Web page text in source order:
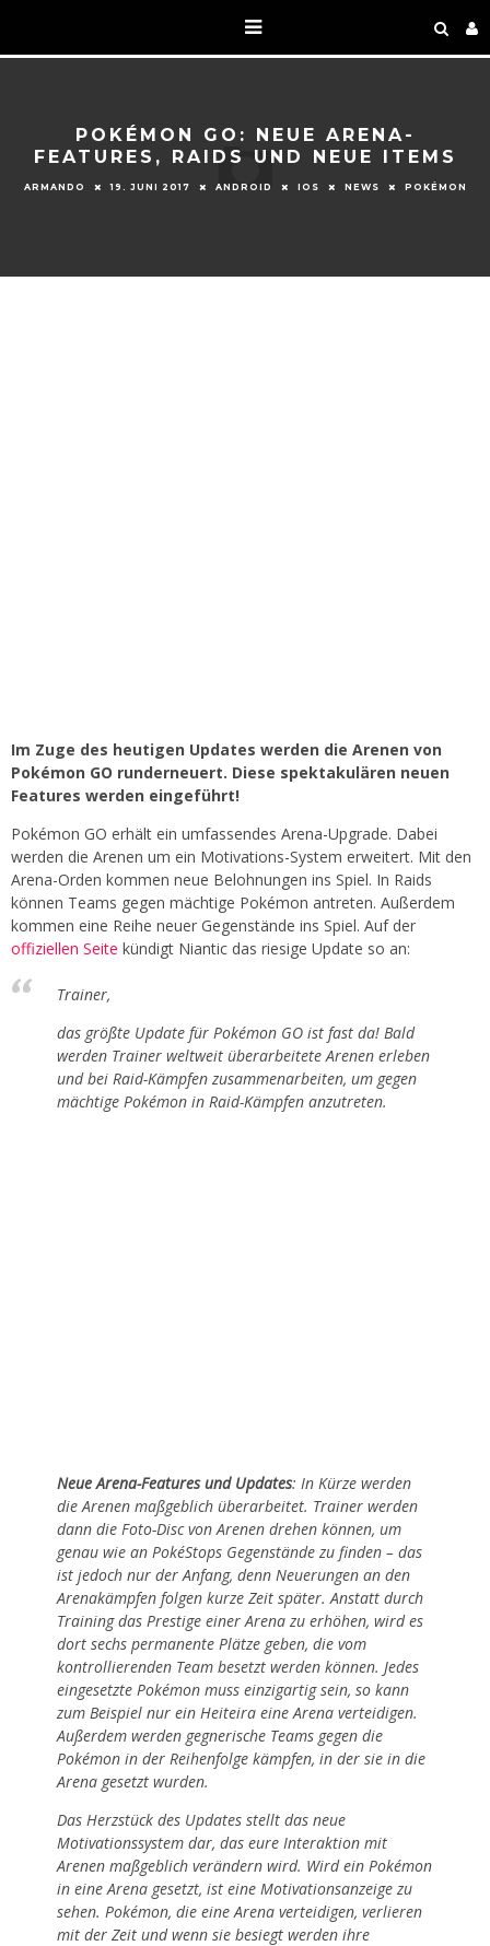
POKÉMON GO: NEUE ARENA-
FEATURES, RAIDS UND NEUE ITEMS
ARMANDO 19. JUNI 2017 ANDROID IOS NEWS POKÉMON
Im Zuge des heutigen Updates werden die Arenen von
Pokémon GO runderneuert. Diese spektakulären neuen
Features werden eingeführt!
Pokémon GO erhält ein umfassendes Arena-Upgrade. Dabei
werden die Arenen um ein Motivations-System erweitert. Mit den
Arena-Orden kommen neue Belohnungen ins Spiel. In Raids
können Teams gegen mächtige Pokémon antreten. Außerdem
kommen eine Reihe neuer Gegenstände ins Spiel. Auf der
offiziellen Seite kündigt Niantic das riesige Update so an:
Trainer,
das größte Update für Pokémon GO ist fast da! Bald
werden Trainer weltweit überarbeitete Arenen erleben
und bei Raid-Kämpfen zusammenarbeiten, um gegen
mächtige Pokémon in Raid-Kämpfen anzutreten.
Neue Arena-Features und Updates: In Kürze werden
die Arenen maßgeblich überarbeitet. Trainer werden
dann die Foto-Disc von Arenen drehen können, um
genau wie an PokéStops Gegenstände zu finden – das
ist jedoch nur der Anfang, denn Neuerungen an den
Arenakämpfen folgen kurze Zeit später. Anstatt durch
Training das Prestige einer Arena zu erhöhen, wird es
dort sechs permanente Plätze geben, die vom
kontrollierenden Team besetzt werden können. Jedes
eingesetzte Pokémon muss einzigartig sein, so kann
zum Beispiel nur ein Heiteira eine Arena verteidigen.
Außerdem werden gegnerische Teams gegen die
Pokémon in der Reihenfolge kämpfen, in der sie in die
Arena gesetzt wurden.
Das Herzstück des Updates stellt das neue
Motivationssystem dar, das eure Interaktion mit
Arenen maßgeblich verändern wird. Wird ein Pokémon
in eine Arena gesetzt, ist eine Motivationsanzeige zu
sehen. Pokémon, die eine Arena verteidigen, verlieren
mit der Zeit und wenn sie besiegt werden ihre